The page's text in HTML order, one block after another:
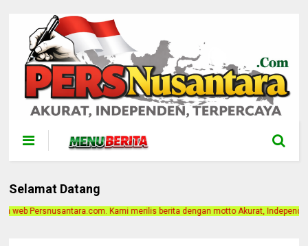
Selamat Datang
berita dengan motto Akurat, Independen, Terpercaya. Alamat Kantor